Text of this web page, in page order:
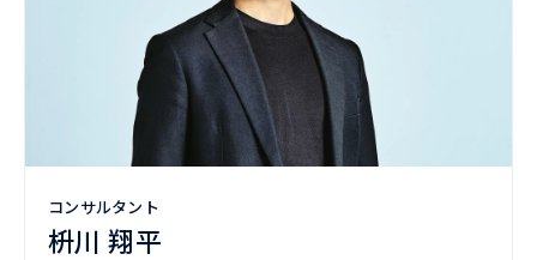
コンサルタント
枡川 翔平